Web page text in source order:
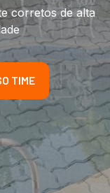
corretos de alta
TIME